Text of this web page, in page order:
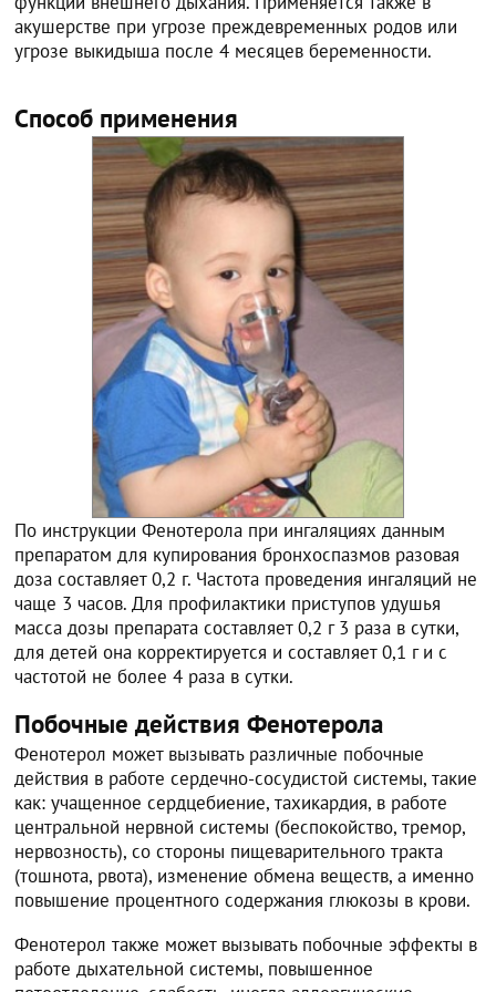
акушерстве при угрозе преждевременных родов или
угрозе выкидыша после 4 месяцев беременности.
Способ применения
По инструкции Фенотерола при ингаляциях данным
препаратом для купирования бронхоспазмов разовая
доза составляет 0,2 г. Частота проведения ингаляций не
чаще 3 часов. Для профилактики приступов удушья
масса дозы препарата составляет 0,2 г 3 раза в сутки,
для детей она корректируется и составляет 0,1 г и с
частотой не более 4 раза в сутки.
Побочные действия Фенотерола
Фенотерол может вызывать различные побочные
действия в работе сердечно-сосудистой системы, такие
как: учащенное сердцебиение, тахикардия, в работе
центральной нервной системы (беспокойство, тремор,
нервозность), со стороны пищеварительного тракта
(тошнота, рвота), изменение обмена веществ, а именно
повышение процентного содержания глюкозы в крови.
Фенотерол также может вызывать побочные эффекты в
работе дыхательной системы, повышенное